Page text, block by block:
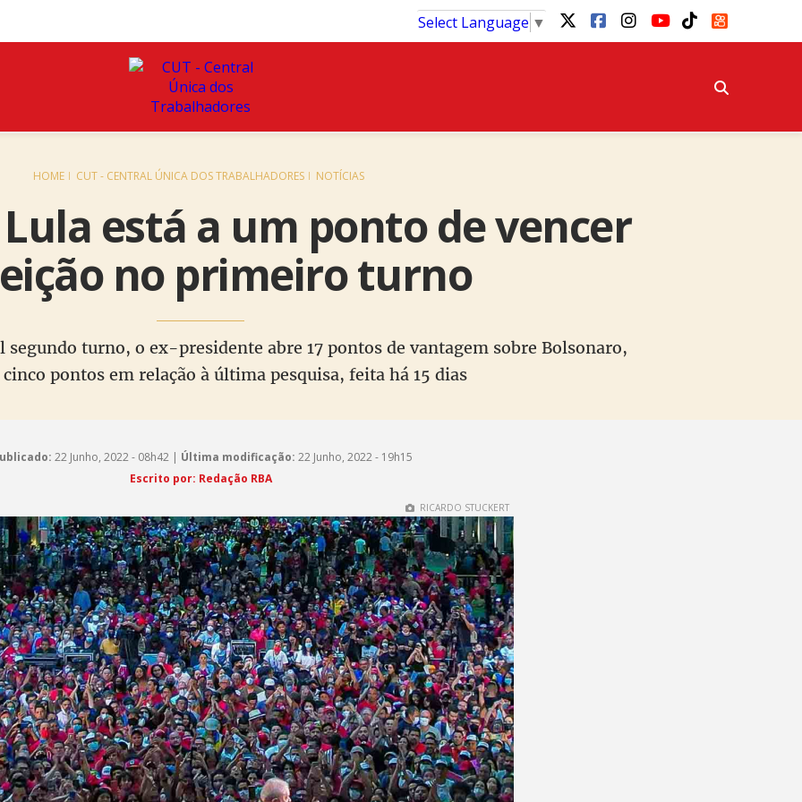
Select Language ▼
HOME CUT - CENTRAL ÚNICA DOS TRABALHADORES NOTÍCIAS
está a um ponto de vencer
no primeiro turno
segundo turno, o ex-presidente abre 17 pontos de vantagem sobre Bolsonaro,
cinco pontos em relação à última pesquisa, feita há 15 dias
22 Junho, 2022 - 08h42 | Última modificação: 22 Junho, 2022 - 19h15
Escrito por: Redação RBA
RICARDO STUCKERT